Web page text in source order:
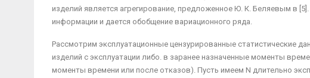
изделий является агрегиро­вание, предложенное Ю. К. Беляевым в
информации и дается обобщение вариационного ряда.
Рассмотрим эксплуатационные цензурированные ста­тистические
изделий с эксплуатации либо. в заранее назначенные моменты
моменты времени или после отказов). Пусть имеем N длительно